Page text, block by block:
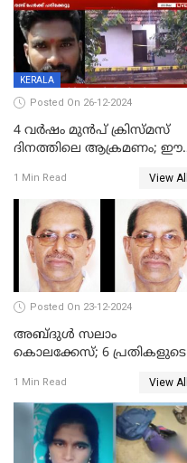
KERALA
Posted On 26-12-2024
4 വർഷം മുൻപ് ക്രിസ്മസ്
ദിനത്തിലെ ആക്രമണം; ഈ
ചോദിക്കാനെത്തി, 2 പേർ
കുത്തേറ്റു മരിച്ചു
1 Min Read View All
Posted On 23-12-2024
അബ്ദുള്‍ സലാം
കൊലക്കേസ്‌; 6 പ്രതികളുടെ
1 Min Read View All